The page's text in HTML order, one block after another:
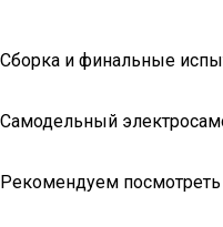
Сборка и финальные
Самодельный
Рекомендуем посмотреть